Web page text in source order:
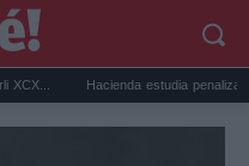
Hacienda estudia penalizar a los